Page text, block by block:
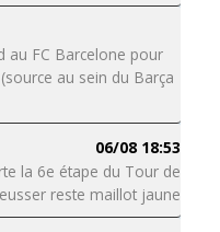
au FC Barcelone pour
au sein du Barça
06/08 18:53
la 6e étape du Tour de
reste maillot jaune